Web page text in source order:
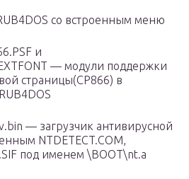
со встроенным меню
и
— модули поддержки
страницы(CP866) в
— загрузчик антивирусной
NTDETECT.COM,
под именем \BOOT\nt.a